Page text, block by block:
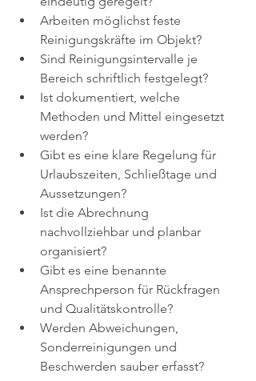
Arbeiten möglichst feste
Reinigungskräfte im Objekt?
Sind Reinigungsintervalle je
Bereich schriftlich festgelegt?
Ist dokumentiert, welche
Methoden und Mittel eingesetzt
werden?
Gibt es eine klare Regelung für
Urlaubszeiten, Schließtage und
Aussetzungen?
Ist die Abrechnung
nachvollziehbar und planbar
organisiert?
Gibt es eine benannte
Ansprechperson für Rückfragen
und Qualitätskontrolle?
Werden Abweichungen,
Sonderreinigungen und
Beschwerden sauber erfasst?